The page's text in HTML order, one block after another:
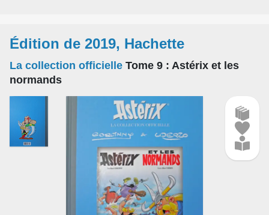
Édition de 2019, Hachette
La collection officielle Tome 9 : Astérix et les
normands